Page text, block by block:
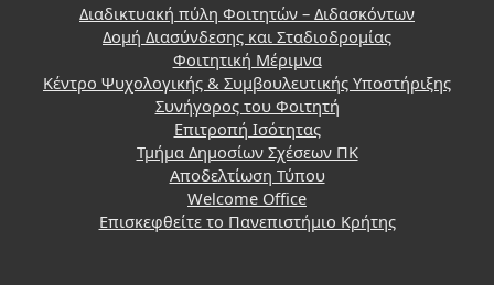
Διαδικτυακή πύλη Φοιτητών – Διδασκόντων
Δομή Διασύνδεσης και Σταδιοδρομίας
Φοιτητική Μέριμνα
Κέντρο Ψυχολογικής & Συμβουλευτικής Υποστήριξης
Συνήγορος του Φοιτητή
Επιτροπή Ισότητας
Τμήμα Δημοσίων Σχέσεων ΠΚ
Αποδελτίωση Τύπου
Welcome Office
Επισκεφθείτε το Πανεπιστήμιο Κρήτης